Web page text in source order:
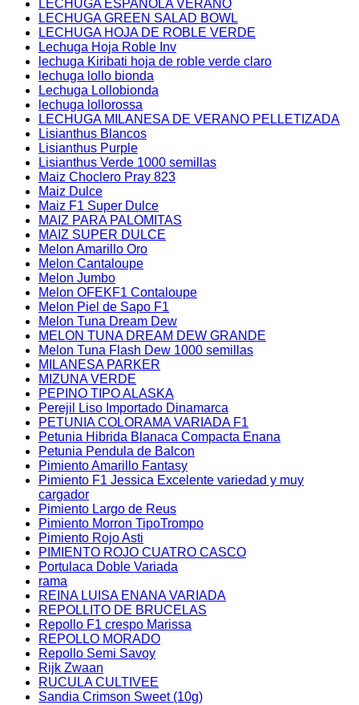
LECHUGA ESPAÑOLA VERANO
LECHUGA GREEN SALAD BOWL
LECHUGA HOJA DE ROBLE VERDE
Lechuga Hoja Roble Inv
lechuga Kiribati hoja de roble verde claro
lechuga lollo bionda
Lechuga Lollobionda
lechuga lollorossa
LECHUGA MILANESA DE VERANO PELLETIZADA
Lisianthus Blancos
Lisianthus Purple
Lisianthus Verde 1000 semillas
Maiz Choclero Pray 823
Maiz Dulce
Maiz F1 Super Dulce
MAIZ PARA PALOMITAS
MAIZ SUPER DULCE
Melon Amarillo Oro
Melon Cantaloupe
Melon Jumbo
Melon OFEKF1 Contaloupe
Melon Piel de Sapo F1
Melon Tuna Dream Dew
MELON TUNA DREAM DEW GRANDE
Melon Tuna Flash Dew 1000 semillas
MILANESA PARKER
MIZUNA VERDE
PEPINO TIPO ALASKA
Perejil Liso Importado Dinamarca
PETUNIA COLORAMA VARIADA F1
Petunia Hibrida Blanaca Compacta Enana
Petunia Pendula de Balcon
Pimiento Amarillo Fantasy
Pimiento F1 Jessica Excelente variedad y muy
cargador
Pimiento Largo de Reus
Pimiento Morron TipoTrompo
Pimiento Rojo Asti
PIMIENTO ROJO CUATRO CASCO
Portulaca Doble Variada
rama
REINA LUISA ENANA VARIADA
REPOLLITO DE BRUCELAS
Repollo F1 crespo Marissa
REPOLLO MORADO
Repollo Semi Savoy
Rijk Zwaan
RUCULA CULTIVEE
Sandia Crimson Sweet (10g)